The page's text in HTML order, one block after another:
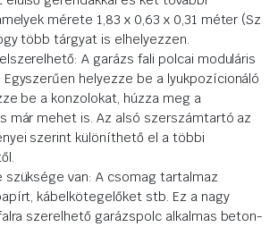
mérete 1,83 x 0,63 x 0,31 méter (Sz
több tárgyat is elhelyezzen.
A garázs fali polcai moduláris
helyezze be a lyukpozícionáló
be a konzolokat, húzza meg a
már mehet is. Az alsó szerszámtartó az
szerint különíthető el a többi
szüksége van: A csomag tartalmaz
kábelkötegelőket stb. Ez a nagy
szerelhető garázspolc alkalmas beton-